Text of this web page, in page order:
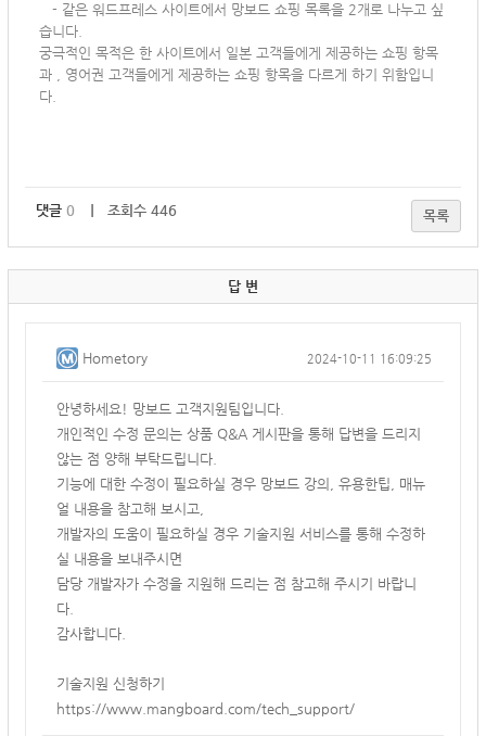
- 같은 워드프레스 사이트에서 망보드 쇼핑 목록을 2개로 나누고 싶
습니다.
궁극적인 목적은 한 사이트에서 일본 고객들에게 제공하는 쇼핑 항목
과 , 영어권 고객들에게 제공하는 쇼핑 항목을 다르게 하기 위함입니
다.
댓글 0 ｜ 조회수 446 목록
답 변
Hometory 2024-10-11 16:09:25
안녕하세요! 망보드 고객지원팀입니다.
개인적인 수정 문의는 상품 Q&A 게시판을 통해 답변을 드리지
않는 점 양해 부탁드립니다.
기능에 대한 수정이 필요하실 경우 망보드 강의, 유용한팁, 매뉴
얼 내용을 참고해 보시고,
개발자의 도움이 필요하실 경우 기술지원 서비스를 통해 수정하
실 내용을 보내주시면
담당 개발자가 수정을 지원해 드리는 점 참고해 주시기 바랍니
다.
감사합니다.
기술지원 신청하기
https://www.mangboard.com/tech_support/